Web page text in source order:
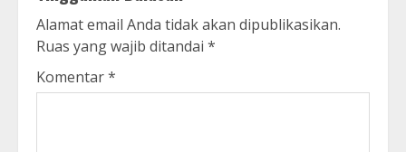
Alamat email Anda tidak akan dipublikasikan.
Ruas yang wajib ditandai *
Komentar*